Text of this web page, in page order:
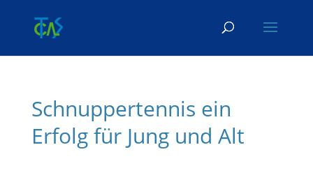
Skip To Content
Schnuppertennis ein
Erfolg für Jung und Alt